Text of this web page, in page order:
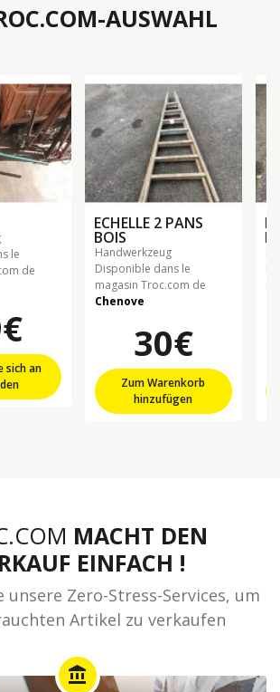
AUSWAHL
le
de
sich an
ECHELLE 2 PANS
BOIS
handwerkzeug
Disponible dans le
magasin Troc.com de
Chenove
30€
Zum Warenkorb
hinzufügen
MACHT DEN
EINFACH !
unsere Zero-Stress-Services, um
Artikel zu verkaufen
account_balance